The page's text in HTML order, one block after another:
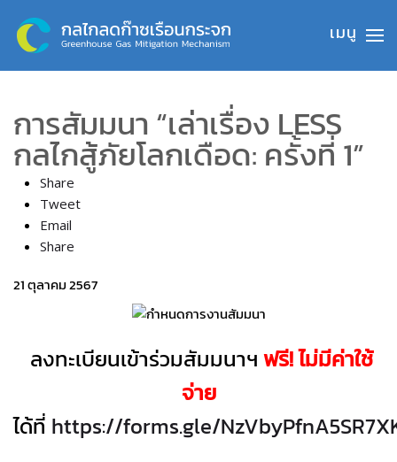
Skip to main content
การสัมมนา “เล่าเรื่อง LESS
กลไกสู้ภัยโลกเดือด: ครั้งที่ 1”
Share
Tweet
Email
Share
21 ตุลาคม 2567
ลงทะเบียนเข้าร่วมสัมมนาฯ ฟรี! ไม่มีค่าใช้
จ่าย
ได้ที่ https://forms.gle/